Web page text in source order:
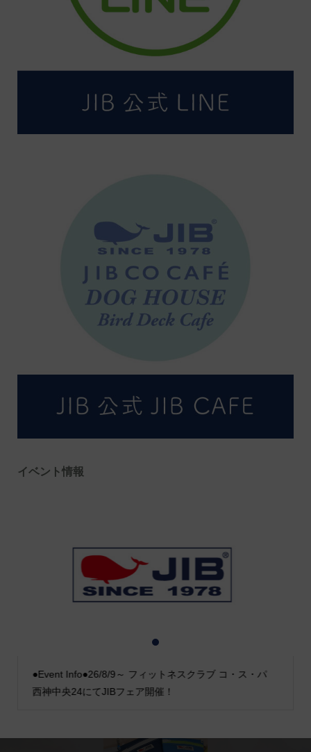
イベント情報
●Event Info●26/8/9～ フィットネスクラブ コ・ス・パ
西神中央24にてJIBフェア開催！
2